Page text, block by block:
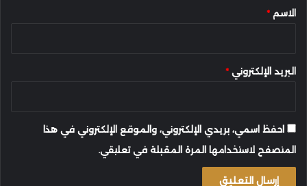
*الاسم *
البريد الإلكتروني *
احفظ اسمي، بريدي الإلكتروني، والموقع الإلكتروني في هذا
المتصفح لاستخدامها المرة المقبلة في تعليقي.